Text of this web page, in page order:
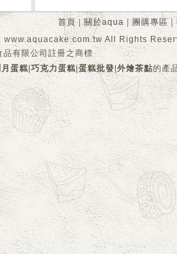
首頁|關於aqua | 團購專區 |
All Rights
品有限公司註冊之商標
蛋糕 巧克力蛋糕|蛋糕批發| 外燴茶點的產